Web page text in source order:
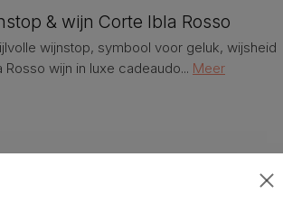
& wijn Corte Ibla Rosso
wijnstop, symbool voor geluk, wijsheid
wijn in luxe cadeaudo... Meer